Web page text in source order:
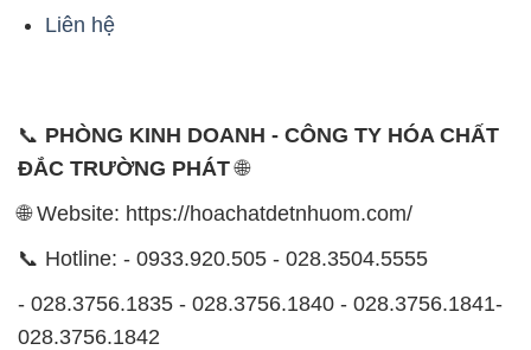
Liên hệ
📞 PHÒNG KINH DOANH - CÔNG TY HÓA CHẤT
ĐẮC TRƯỜNG PHÁT🌐
🌐 Website: https://hoachatdetnhuom.com/
📞 Hotline: - 0933.920.505 - 028.3504.5555
- 028.3756.1835 - 028.3756.1840 - 028.3756.1841-
028.3756.1842